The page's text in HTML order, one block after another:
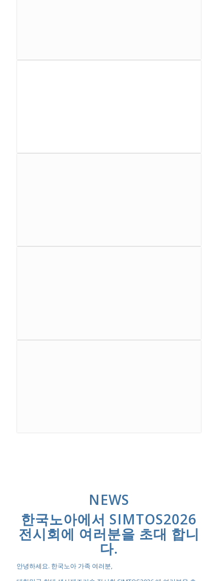
NEWS
한국노아에서 SIMTOS2026
전시회에 여러분을 초대 합니
다.
안녕하세요. 한국노아 가족 여러분,